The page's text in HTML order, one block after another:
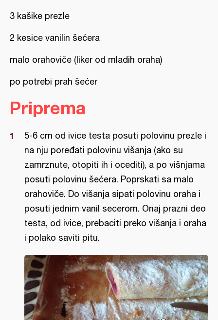
3 kašike prezle
2 kesice vanilin šećera
malo orahoviče (liker od mladih oraha)
po potrebi prah šećer
Priprema
5-6 cm od ivice testa posuti polovinu prezle i
na nju poređati polovinu višanja (ako su
zamrznute, otopiti ih i ocediti), a po višnjama
posuti polovinu šećera. Poprskati sa malo
orahoviče. Do višanja sipati polovinu oraha i
posuti jednim vanil secerom. Onaj prazni deo
testa, od ivice, prebaciti preko višanja i oraha
i polako saviti pitu.